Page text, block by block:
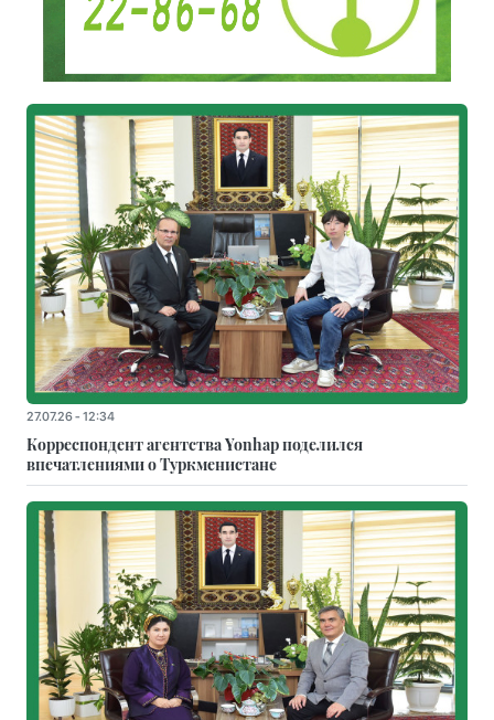
27.07.26 - 12:34
Корреспондент агентства Yonhap поделился
впечатлениями о Туркменистане